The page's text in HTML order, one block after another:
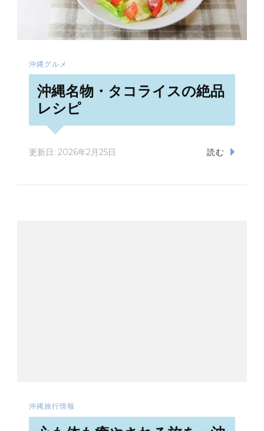
沖縄グルメ
沖縄名物・タコライスの絶品
レシピ
更新日: 2026年2月25日 読む
沖縄旅行情報